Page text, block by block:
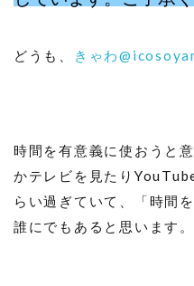
どうも、 きゃわ
時間を有意義に使おうと
かテレビを見たり
らい過ぎていて、「時間
誰にでもあると思います。